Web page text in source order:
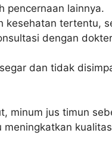
pencernaan lainnya.
kesehatan tertentu,
dengan
dan tidak
minum jus timun